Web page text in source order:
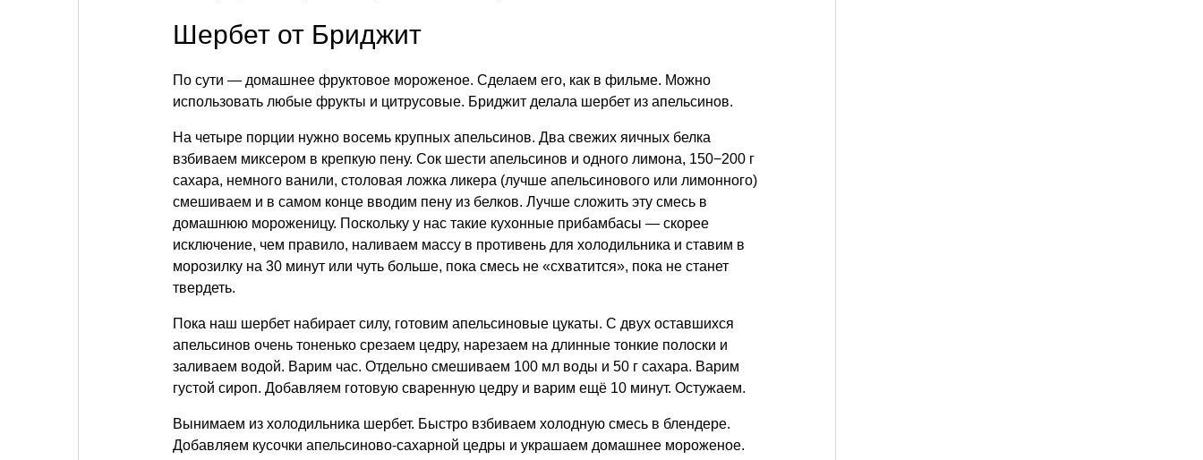
Шербет от Бриджит
По сути — домашнее фруктовое мороженое. Сделаем его, как в фильме. Можно
использовать любые фрукты и цитрусовые. Бриджит делала шербет из апельсинов.
На четыре порции нужно восемь крупных апельсинов. Два свежих яичных белка
взбиваем миксером в крепкую пену. Сок шести апельсинов и одного лимона, 150−200 г
сахара, немного ванили, столовая ложка ликера (лучше апельсинового или лимонного)
смешиваем и в самом конце вводим пену из белков. Лучше сложить эту смесь в
домашнюю мороженицу. Поскольку у нас такие кухонные прибамбасы — скорее
исключение, чем правило, наливаем массу в противень для холодильника и ставим в
морозилку на 30 минут или чуть больше, пока смесь не «схватится», пока не станет
твердеть.
Пока наш шербет набирает силу, готовим апельсиновые цукаты. С двух оставшихся
апельсинов очень тоненько срезаем цедру, нарезаем на длинные тонкие полоски и
заливаем водой. Варим час. Отдельно смешиваем 100 мл воды и 50 г сахара. Варим
густой сироп. Добавляем готовую сваренную цедру и варим ещё 10 минут. Остужаем.
Вынимаем из холодильника шербет. Быстро взбиваем холодную смесь в блендере.
Добавляем кусочки апельсиново-сахарной цедры и украшаем домашнее мороженое.